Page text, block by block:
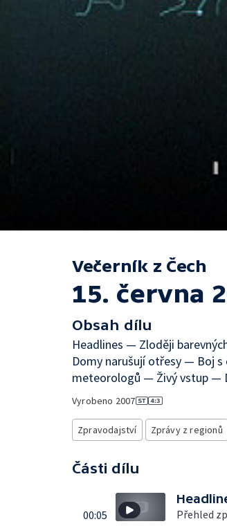
Večerník z Čech
15. června
Obsah dílu
Headlines — Zloději
Domy narušují otřesy — Boj
meteorologů — Živý vstup —
Vyrobeno 2007
Zpravodajství Zprávy z regionů
Části dílu
00:05 Přehled